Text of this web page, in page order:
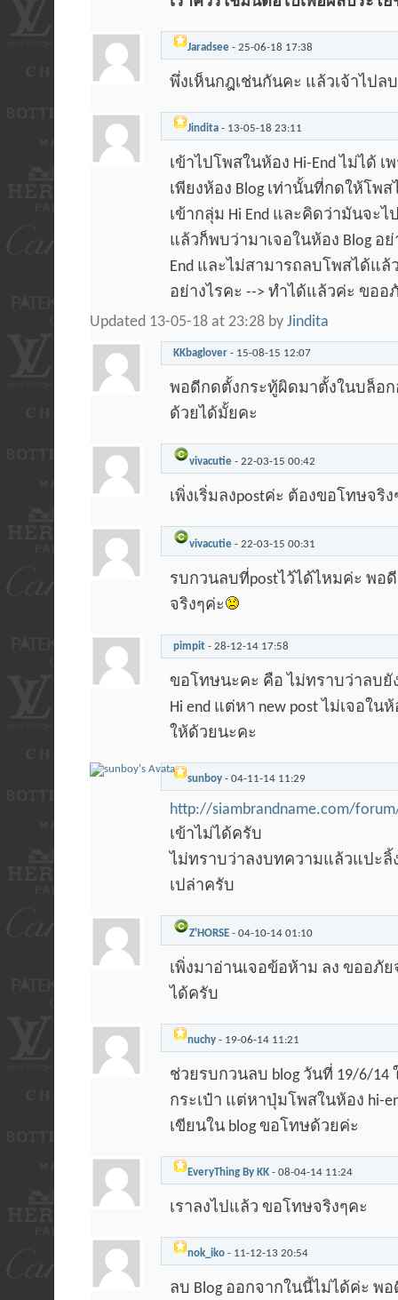
Jaradsee - 25-06-18 17:38
พึ่งเห็นกฎเช่นกันคะ แล้วเจ้าไปล
Jindita- 13-05-18 23:11
เข้าไปโพสในห้อง Hi-End ไม่ได้
เพียงห้อง Blog เท่านั้นที่กดให้โพ
เข้ากลุ่ม Hi End และคิดว่ามันจะ
แล้วก็พบว่ามาเจอในห้อง Blog อ
End และไม่สามารถลบโพสได้แ
อย่างไรคะ --> ทำได้แล้วค่ะ ขออ
Updated 13-05-18 at 23:28 by Jindita
KKbaglover- 15-08-15 12:07
พอดีกดตั้งกระทู้ผิดมาตั้งในบล็อ
ด้วยได้มั้ยคะ
vivacutie - 22-03-15 00:42
เพิ่งเริ่มลงpostค่ะ ต้องขอโทษจริ
vivacutie - 22-03-15 00:31
รบกวนลบที่postไว้ได้ไหมค่ะ พอ
จริงๆค่ะ
pimpit- 28-12-14 17:58
ขอโทษนะคะ คือ ไม่ทราบว่าลบยั
Hi end แต่หา new post ไม่เจอใ
ให้ด้วยนะคะ
sunboy- 04-11-14 11:29
http://siambrandname.com/
เข้าไม่ได้ครับ
ไม่ทราบว่าลงบทความแล้วแปะลิ้
เปล่าครับ
Z'HORSE- 04-10-14 01:10
เพิ่งมาอ่านเจอข้อห้าม ลง ขออภัย
ได้ครับ
nuchy- 19-06-14 11:21
ช่วยรบกวนลบ blog วันที่ 19/6/
กระเป๋า แต่หาปุ่มโพสในห้อง hi-
เขียนใน blog ขอโทษด้วยค่ะ
EveryThing By KK- 08-04-14 11:24
เราลงไปแล้ว ขอโทษจริงๆคะ
nok_iko- 11-12-13 20:54
ลบ Blog ออกจากในนี้ไม่ได้ค่ะ พอ